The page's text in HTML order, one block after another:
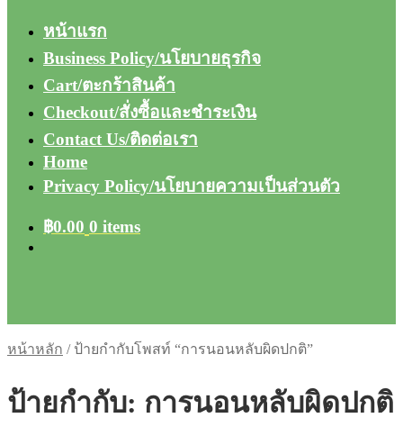
หน้าแรก
Business Policy/นโยบายธุรกิจ
Cart/ตะกร้าสินค้า
Checkout/สั่งซื้อและชำระเงิน
Contact Us/ติดต่อเรา
Home
Privacy Policy/นโยบายความเป็นส่วนตัว
฿0.00 0 items
หน้าหลัก / ป้ายกำกับโพสท์ “การนอนหลับผิดปกติ”
ป้ายกำกับ: การนอนหลับผิดปกติ